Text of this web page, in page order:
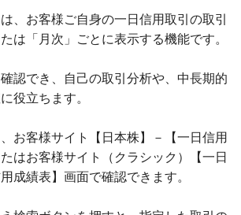
、お客様ご自身の一日信用取引の取引
は「月次」ごとに表示する機能です。
認でき、自己の取引分析や、中長期的
役立ちます。
お客様サイト【日本株】－【一日信用
はお客様サイト（クラシック）【一日
成績表】画面で確認できます。